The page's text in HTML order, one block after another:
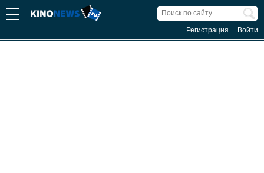
Регистрация Войти